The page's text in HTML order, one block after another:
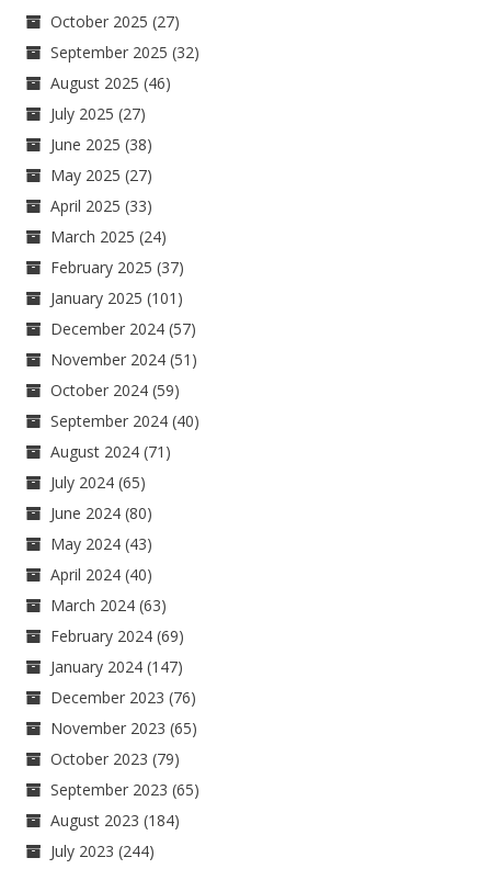
October 2025 (27)
September 2025 (32)
August 2025 (46)
July 2025 (27)
June 2025 (38)
May 2025 (27)
April 2025 (33)
March 2025 (24)
February 2025 (37)
January 2025 (101)
December 2024 (57)
November 2024 (51)
October 2024 (59)
September 2024 (40)
August 2024 (71)
July 2024 (65)
June 2024 (80)
May 2024 (43)
April 2024 (40)
March 2024 (63)
February 2024 (69)
January 2024 (147)
December 2023 (76)
November 2023 (65)
October 2023 (79)
September 2023 (65)
August 2023 (184)
July 2023 (244)